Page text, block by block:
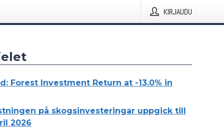
KIRJAUDU
Forest Investment Return at -13.0% in
på skogsinvesteringar uppgick till
2026